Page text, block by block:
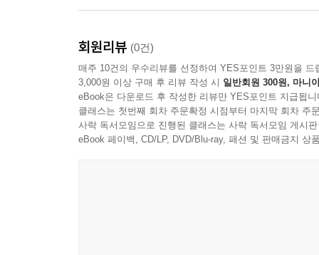
5.2.2 서비스 설치 예제
5.2.2.2 애플케이션 설치
5.2.2.3 OS 서비스에 등록
5.2.3 서비스 디스커버리 구현
5.3 인스턴스들에 서비스 배치하기
5.4 CMMI-DEV관점에서의 단계
5.4.1 문화와 조직 관점에서의 단계
회원리뷰 (0건)
매주 10건의 우수리뷰를 선정하여 YES포인트 3만원을 드
3,000원 이상 구매 후 리뷰 작성 시 일반회원 300원, 마니
eBook은 다운로드 후 작성한 리뷰만 YES포인트 지급됩니
클래스는 첫번째 회차 주문확정 시점부터 마지막 회차 주
사락 독서모임으로 진행된 클래스는 사락 독서모임 게시
eBook 페이백, CD/LP, DVD/Blu-ray, 패션 및 판매금지 상